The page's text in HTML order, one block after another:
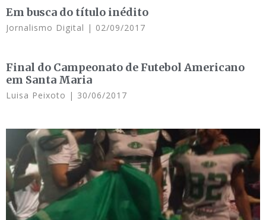
Em busca do título inédito
Jornalismo Digital 02/09/2017
Final do Campeonato de Futebol Americano
em Santa Maria
Luisa Peixoto 30/06/2017